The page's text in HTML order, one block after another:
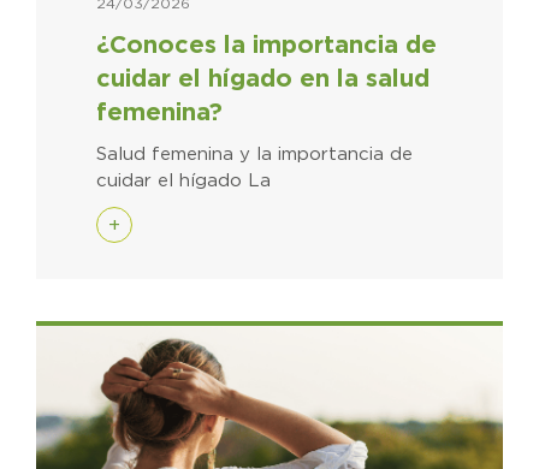
¿Conoces la importancia de
cuidar el hígado en la salud
femenina?
24/03/2026
Salud femenina y la importancia de
cuidar el hígado La
+